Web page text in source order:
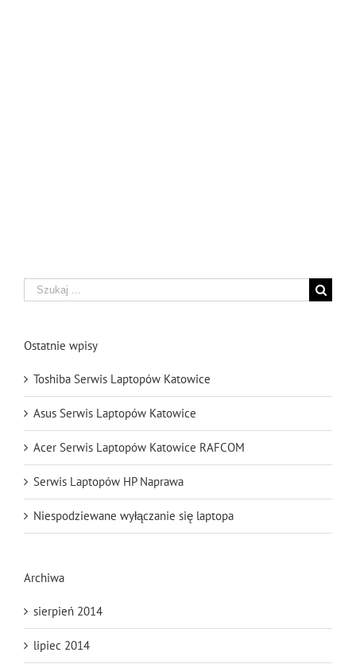
Szukaj
Ostatnie wpisy
Toshiba Serwis Laptopów Katowice
Asus Serwis Laptopów Katowice
Acer Serwis Laptopów Katowice RAFCOM
Serwis Laptopów HP Naprawa
Niespodziewane wyłączanie się laptopa
Archiwa
sierpień 2014
lipiec 2014